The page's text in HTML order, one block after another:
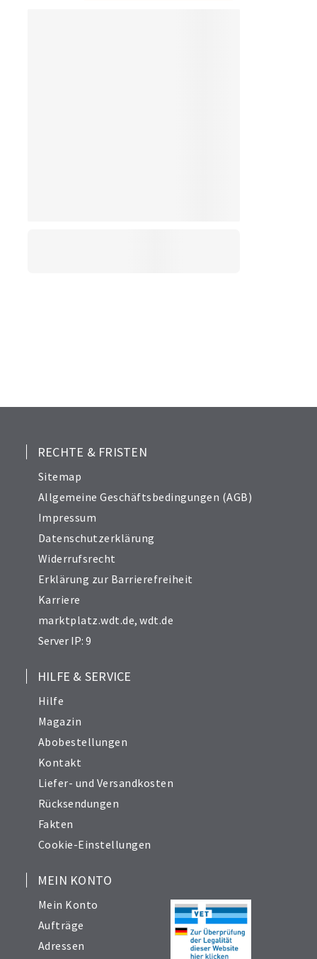
RECHTE & FRISTEN
Sitemap
Allgemeine Geschäftsbedingungen (AGB)
Impressum
Datenschutzerklärung
Widerrufsrecht
Erklärung zur Barrierefreiheit
Karriere
marktplatz.wdt.de,wdt.de
Server IP: 9
HILFE & SERVICE
Hilfe
Magazin
Abobestellungen
Kontakt
Liefer- und Versandkosten
Rücksendungen
Fakten
Cookie-Einstellungen
MEIN KONTO
Mein Konto
Aufträge
Adressen